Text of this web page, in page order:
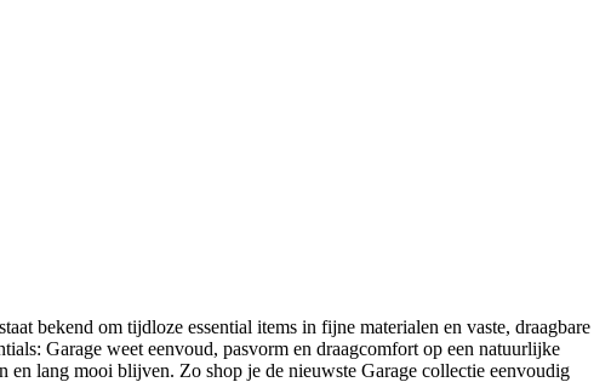
bekend om tijdloze essential items in fijne materialen en vaste, draagbare
Garage weet eenvoud, pasvorm en draagcomfort op een natuurlijke
en lang mooi blijven. Zo shop je de nieuwste Garage collectie eenvoudig